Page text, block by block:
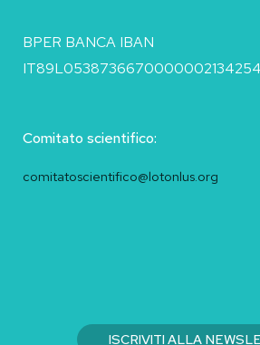
BPER BANCA IBAN
IT89L0538736670000002134254
Comitato scientifico:
comitatoscientifico@lotonlus.org
ISCRIVITI ALLA